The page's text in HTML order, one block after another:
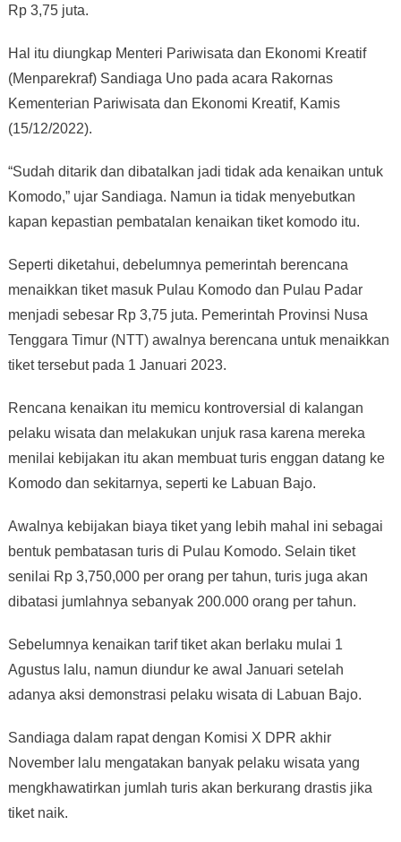
Rp 3,75 juta.
Hal itu diungkap Menteri Pariwisata dan Ekonomi Kreatif
(Menparekraf) Sandiaga Uno pada acara Rakornas
Kementerian Pariwisata dan Ekonomi Kreatif, Kamis
(15/12/2022).
“Sudah ditarik dan dibatalkan jadi tidak ada kenaikan untuk
Komodo,” ujar Sandiaga. Namun ia tidak menyebutkan
kapan kepastian pembatalan kenaikan tiket komodo itu.
Seperti diketahui, debelumnya pemerintah berencana
menaikkan tiket masuk Pulau Komodo dan Pulau Padar
menjadi sebesar Rp 3,75 juta. Pemerintah Provinsi Nusa
Tenggara Timur (NTT) awalnya berencana untuk menaikkan
tiket tersebut pada 1 Januari 2023.
Rencana kenaikan itu memicu kontroversial di kalangan
pelaku wisata dan melakukan unjuk rasa karena mereka
menilai kebijakan itu akan membuat turis enggan datang ke
Komodo dan sekitarnya, seperti ke Labuan Bajo.
Awalnya kebijakan biaya tiket yang lebih mahal ini sebagai
bentuk pembatasan turis di Pulau Komodo. Selain tiket
senilai Rp 3,750,000 per orang per tahun, turis juga akan
dibatasi jumlahnya sebanyak 200.000 orang per tahun.
Sebelumnya kenaikan tarif tiket akan berlaku mulai 1
Agustus lalu, namun diundur ke awal Januari setelah
adanya aksi demonstrasi pelaku wisata di Labuan Bajo.
Sandiaga dalam rapat dengan Komisi X DPR akhir
November lalu mengatakan banyak pelaku wisata yang
mengkhawatirkan jumlah turis akan berkurang drastis jika
tiket naik.